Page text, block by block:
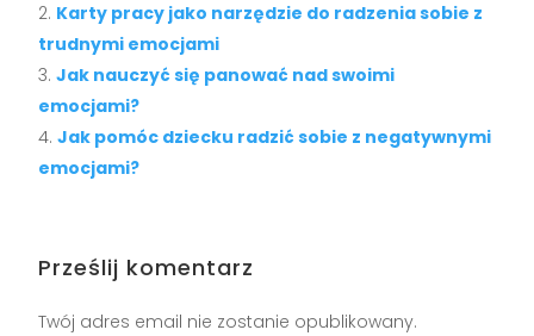
Karty pracy jako narzędzie do radzenia sobie z
trudnymi emocjami
Jak nauczyć się panować nad swoimi
emocjami?
Jak pomóc dziecku radzić sobie z negatywnymi
emocjami?
Prześlij komentarz
Twój adres email nie zostanie opublikowany.